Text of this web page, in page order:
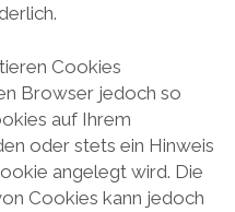
Cookies
Browser jedoch so
auf Ihrem
oder stets ein Hinweis
angelegt wird. Die
Cookies kann jedoch